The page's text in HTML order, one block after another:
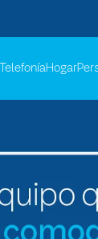
TelefoníaHogar